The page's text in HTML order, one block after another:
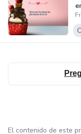
El contenido de este